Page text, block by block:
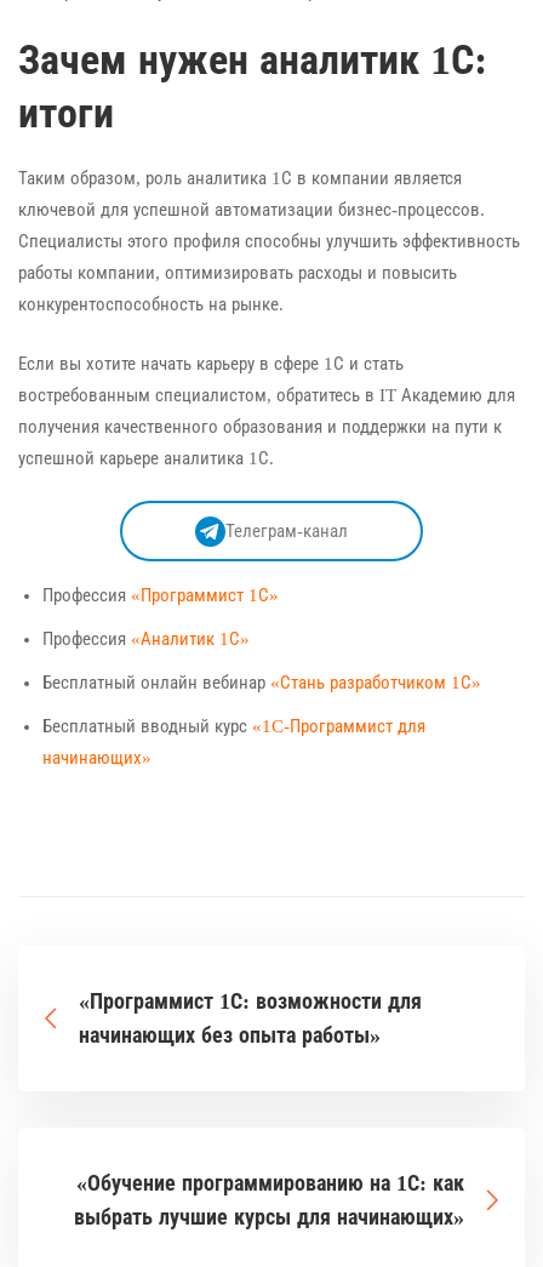
Зачем нужен аналитик 1С:
итоги
Таким образом, роль аналитика 1С в компании является
ключевой для успешной автоматизации бизнес-процессов.
Специалисты этого профиля способны улучшить эффективность
работы компании, оптимизировать расходы и повысить
конкурентоспособность на рынке.
Если вы хотите начать карьеру в сфере 1С и стать
востребованным специалистом, обратитесь в IT Академию для
получения качественного образования и поддержки на пути к
успешной карьере аналитика 1С.
Телеграм-канал
Профессия «Программист 1С»
Профессия «Аналитик 1С»
Бесплатный онлайн вебинар «Стань разработчиком 1С»
Бесплатный вводный курс «1C-Программист для
начинающих»
«Программист 1С: возможности для
начинающих без опыта работы»
«Обучение программированию на 1С: как
выбрать лучшие курсы для начинающих»